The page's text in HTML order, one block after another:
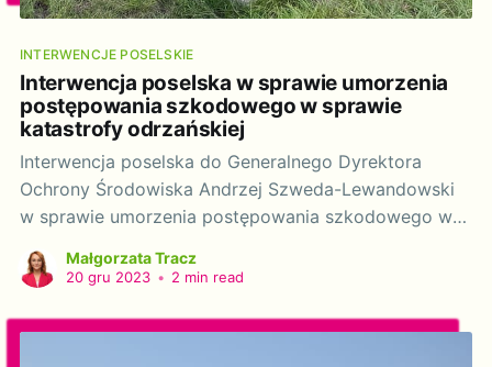
INTERWENCJE POSELSKIE
Interwencja poselska w sprawie umorzenia
postępowania szkodowego w sprawie
katastrofy odrzańskiej
Interwencja poselska do Generalnego Dyrektora
Ochrony Środowiska Andrzej Szweda-Lewandowski
w sprawie umorzenia postępowania szkodowego w
Dyrektorze! Działając na podstawie art. 20 ustawy z
senatora (t. Dz. U. 2018 poz. 1799, z późń. zm.),
Małgorzata Tracz
20 gru 2023 • 2 min read